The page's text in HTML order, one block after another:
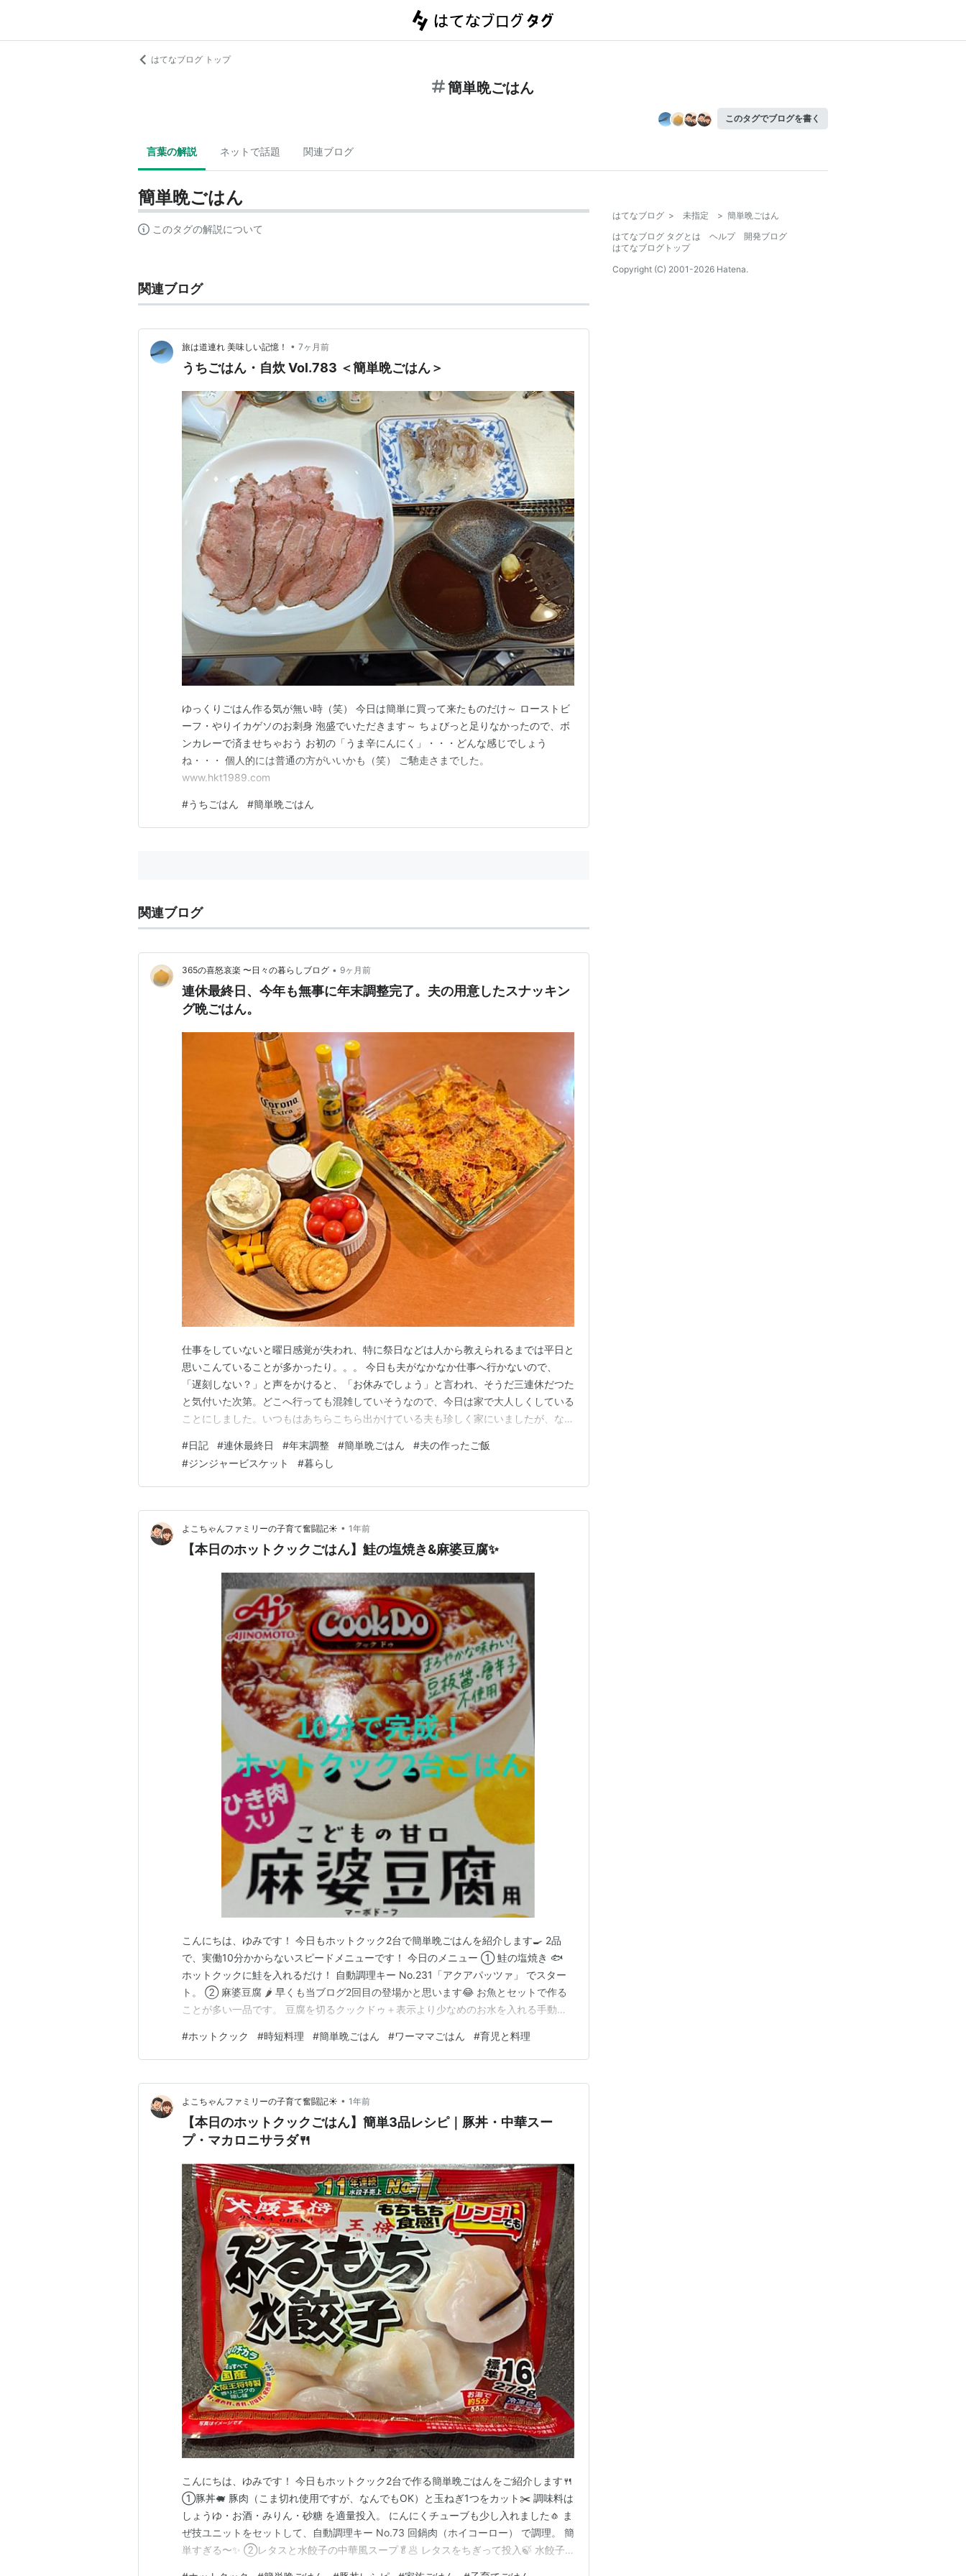
はてなブログ トップ
簡単晩ごはん
このタグでブログを書く
言葉の解説 ネットで話題 関連ブログ
簡単晩ごはん
このタグの解説について
関連ブログ
旅は道連れ 美味しい記憶！ • 7ヶ月前
うちごはん・自炊 Vol.783 ＜簡単晩ごはん＞
ゆっくりごはん作る気が無い時（笑） 今日は簡単に買って来たものだけ～ ローストビ
ーフ・やりイカゲソのお刺身 泡盛でいただきます～ ちょびっと足りなかったので、ボ
ンカレーで済ませちゃおう お初の「うま辛にんにく」・・・どんな感じでしょう
ね・・・ 個人的には普通の方がいいかも（笑） ご馳走さまでした。
www.hkt1989.com
#うちごはん #簡単晩ごはん
関連ブログ
365の喜怒哀楽 〜日々の暮らしブログ • 9ヶ月前
連休最終日、今年も無事に年末調整完了。夫の用意したスナッキン
グ晩ごはん。
仕事をしていないと曜日感覚が失われ、特に祭日などは人から教えられるまでは平日と
思いこんていることが多かったり。。。 今日も夫がなかなか仕事へ行かないので、
「遅刻しない？」と声をかけると、「お休みでしょう」と言われ、そうだ三連休だつた
と気付いた次第。どこへ行っても混雑していそうなので、今日は家で大人しくしている
ことにしました。いつもはあちらこちら出かけている夫も珍しく家にいましたが、なに
もはバタバタと家事をしている時間も、邪魔をしてはいけないと静かにしていました。
キッチンに置いてある椅子に座り、お茶を淹れて頂き物のジン…
#日記 #連休最終日 #年末調整 #簡単晩ごはん #夫の作ったご飯
#ジンジャービスケット #暮らし
よこちゃんファミリーの子育て奮闘記☀️ • 1年前
【本日のホットクックごはん】鮭の塩焼き&麻婆豆腐✨
こんにちは、ゆみです！ 今日もホットクック2台で簡単晩ごはんを紹介します🍳 2品
で、実働10分かからないスピードメニューです！ 今日のメニュー ① 鮭の塩焼き 🐟
ホットクックに鮭を入れるだけ！ 自動調理キー No.231「アクアパッツァ」 でスター
ト。 ② 麻婆豆腐 🌶️ 早くも当ブログ2回目の登場かと思います😂 お魚とセットで作る
ことが多い一品です。 豆腐を切るクックドゥ＋表示より少なめのお水を入れる手動調
咳が止まらず、 仕事終わりに2人をお迎えしてからそのまま病院へ。 お姉ちゃんだけ
の症状ですが、見てく…
#ホットクック #時短料理 #簡単晩ごはん #ワーママごはん #育児と料理
よこちゃんファミリーの子育て奮闘記☀️ • 1年前
【本日のホットクックごはん】簡単3品レシピ｜豚丼・中華スー
プ・マカロニサラダ🍴
こんにちは、ゆみです！ 今日もホットクック2台で作る簡単晩ごはんをご紹介します🍴
①豚丼🐖 豚肉（こま切れ使用ですが、なんでもOK）と玉ねぎ1つをカット✂️ 調味料は
しょうゆ・お酒・みりん・砂糖 を適量投入。 にんにくチューブも少し入れました🧄 ま
ぜ技ユニットをセットして、自動調理キー No.73 回鍋肉（ホイコーロー） で調理。 簡
単すぎる〜✨ ②レタスと水餃子の中華風スープ🥬🥟 レタスをちぎって投入🍃 水餃子
はてなブログ > 未指定 > 簡単晩ごはん
はてなブログ タグとは
ヘルプ
開発ブログ
はてなブログトップ
Copyright (C) 2001-2026 Hatena.